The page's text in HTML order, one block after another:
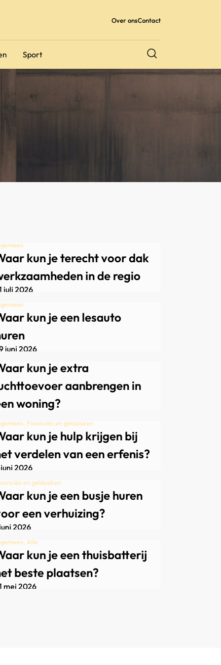
Over onsContact
Sport
kun je terecht voor dak
in de regio
juli 2026
kun je een lesauto
juni 2026
kun je extra
aanbrengen in
woning?
Financiën en geldzaken
kun je hulp krijgen bij
verdelen van een erfenis?
2026
en geldzaken
kun je een busje huren
een verhuizing?
2026
Alle
kun je een thuisbatterij
beste plaatsen?
mei 2026